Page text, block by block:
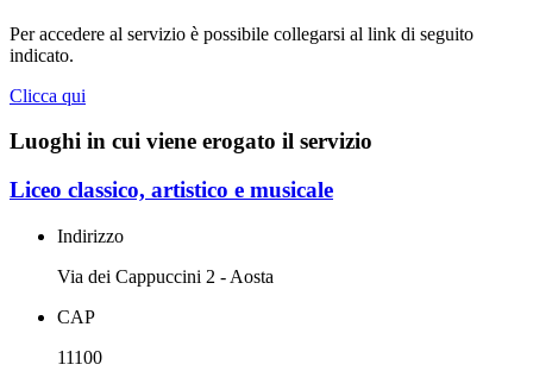
Per accedere al servizio è possibile collegarsi al link di seguito
indicato.
Clicca qui
Luoghi in cui viene erogato il servizio
Liceo classico, artistico e musicale
Indirizzo
Via dei Cappuccini 2 - Aosta
CAP
11100